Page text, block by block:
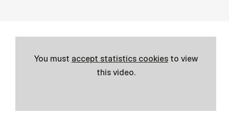
You must accept statistics cookiesto view
this video.